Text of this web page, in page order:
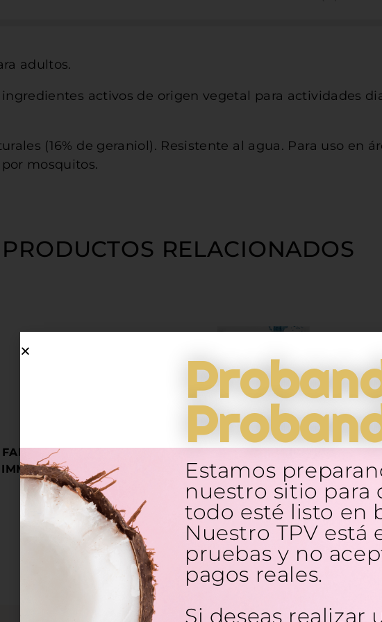
adultos.
activos de origen vegetal para actividades
(16% de geraniol). Resistente al agua. Para uso en
mosquitos.
PRODUCTOS RELACIONADOS
FARMACIA DARIES
IMMUNOCOMPLEX
23,50 €
MASCARILLA
HIDRATANTE FACIAL
DE...
4,80€
Estamos
nuestro sitio para
todo esté listo en
Nuestro TPV está
pruebas y no
pagos reales.
Si deseas realizar